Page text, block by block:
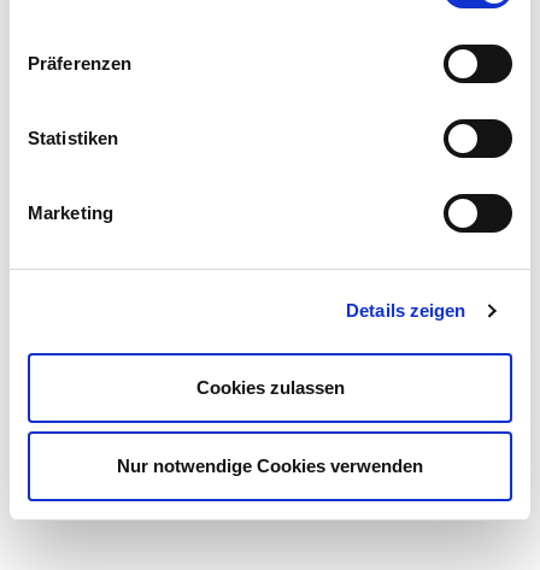
Präferenzen
Statistiken
Marketing
Details zeigen
Cookies zulassen
Nur notwendige Cookies verwenden